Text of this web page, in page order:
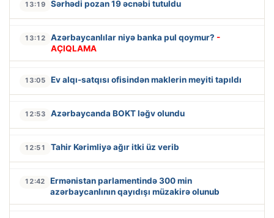
13:19 Sərhədi pozan 19 əcnəbi tutuldu
13:12 Azərbaycanlılar niyə banka pul qoymur? -
AÇIQLAMA
13:05 Ev alqı-satqısı ofisindən maklerin meyiti tapıldı
12:53 Azərbaycanda BOKT ləğv olundu
12:51 Tahir Kərimliyə ağır itki üz verib
12:42
Ermənistan parlamentində 300 min
azərbaycanlının qayıdışı müzakirə olunub